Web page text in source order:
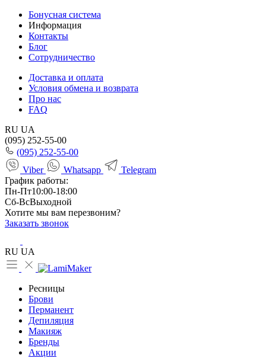
Бонусная система
Информация
Контакты
Блог
Сотрудничество
Доставка и оплата
Условия обмена и возврата
Про нас
FAQ
RU UA
(095) 252-55-00
(095) 252-55-00
Viber
Whatsapp
Telegram
График работы:
Пн-Пт10:00-18:00
Сб-ВсВыходной
Хотите мы вам перезвоним?
Заказать звонок
RU UA
Ресницы
Брови
Перманент
Депиляция
Макияж
Бренды
Акции